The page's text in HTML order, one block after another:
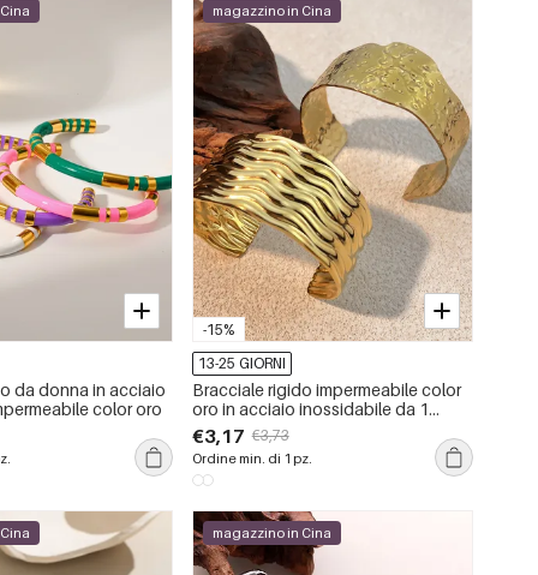
da donna in acciaio
color oro
-15%
magazzino in Cina
13-25 GIORNI
Bracciale rigido impermeabile color
oro in acciaio inossidabile da 1
pezzo
€3,17 €3,73
Ordine min. di 1 pz.
magazzino in Cina